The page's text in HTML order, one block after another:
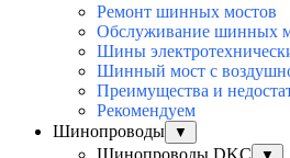
Ремонт шинных мостов
Обслуживание шинных
Шины
Шинный мост с
Преимущества и
Рекомендуем
Шинопроводы
▼
Шинопроводы DKC